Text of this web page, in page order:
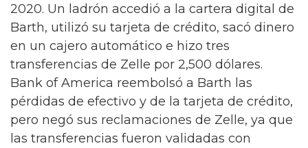
2020. Un ladrón accedió a la cartera digital de
Barth, utilizó su tarjeta de crédito, sacó dinero
en un cajero automático e hizo tres
transferencias de Zelle por 2,500 dólares.
Bank of America reembolsó a Barth las
pérdidas de efectivo y de la tarjeta de crédito,
pero negó sus reclamaciones de Zelle, ya que
las transferencias fueron validadas con